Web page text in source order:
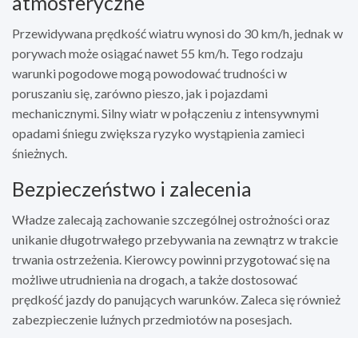
Przewidywana prędkość wiatru wynosi do 30 km/h, jednak w
porywach może osiągać nawet 55 km/h. Tego rodzaju
warunki pogodowe mogą powodować trudności w
poruszaniu się, zarówno pieszo, jak i pojazdami
mechanicznymi. Silny wiatr w połączeniu z intensywnymi
opadami śniegu zwiększa ryzyko wystąpienia zamieci
śnieżnych.
Bezpieczeństwo i zalecenia
Władze zalecają zachowanie szczególnej ostrożności oraz
unikanie długotrwałego przebywania na zewnątrz w trakcie
trwania ostrzeżenia. Kierowcy powinni przygotować się na
możliwe utrudnienia na drogach, a także dostosować
prędkość jazdy do panujących warunków. Zaleca się również
zabezpieczenie luźnych przedmiotów na posesjach.